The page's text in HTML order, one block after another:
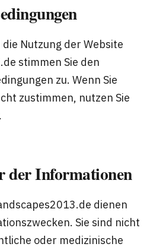
Nutzung der Website
stimmen Sie den
zu. Wenn Sie
zustimmen, nutzen Sie
der Informationen
dienen
Sie sind nicht
oder medizinische